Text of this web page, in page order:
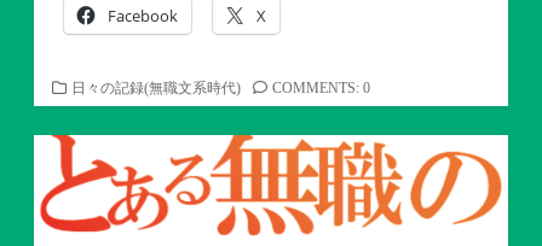
Facebook X
カ
テ
ゴ
ー
日々の記録(無職文系時代) COMMENTS: 0